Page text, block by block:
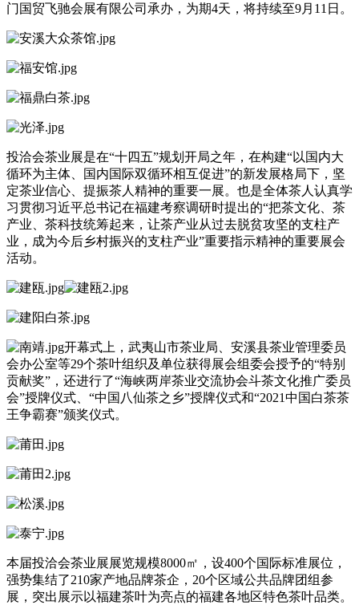
门国贸飞驰会展有限公司承办，为期4天，将持续至9月11日。
投洽会茶业展是在“十四五”规划开局之年，在构建“以国内大
循环为主体、国内国际双循环相互促进”的新发展格局下，坚
定茶业信心、提振茶人精神的重要一展。也是全体茶人认真学
习贯彻习近平总书记在福建考察调研时提出的“把茶文化、茶
产业、茶科技统筹起来，让茶产业从过去脱贫攻坚的支柱产
业，成为今后乡村振兴的支柱产业”重要指示精神的重要展会
活动。
开幕式上，武夷山市茶业局、安溪县茶业管理委员
会办公室等29个茶叶组织及单位获得展会组委会授予的“特别
贡献奖”，还进行了“海峡两岸茶业交流协会斗茶文化推广委员
会”授牌仪式、“中国八仙茶之乡”授牌仪式和“2021中国白茶茶
王争霸赛”颁奖仪式。
本届投洽会茶业展展览规模8000㎡，设400个国际标准展位，
强势集结了210家产地品牌茶企，20个区域公共品牌团组参
展，突出展示以福建茶叶为亮点的福建各地区特色茶叶品类。